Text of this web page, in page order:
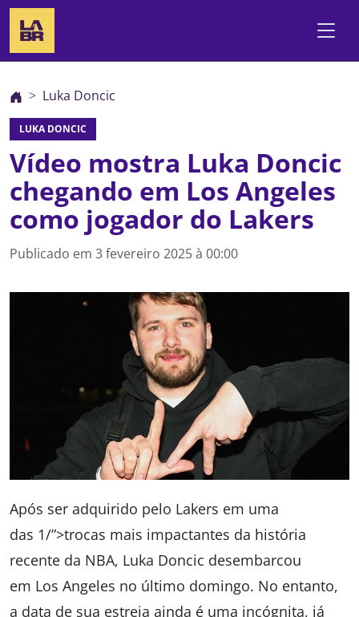
Luka Doncic
LUKA DONCIC
Vídeo mostra Luka Doncic
chegando em Los Angeles
como jogador do Lakers
Publicado em 3 fevereiro 2025 à 00:00
Após ser adquirido pelo Lakers em uma
das 1/”>trocas mais impactantes da história
recente da NBA, Luka Doncic desembarcou
em Los Angeles no último domingo. No entanto,
a data de sua estreia ainda é uma incógnita, já